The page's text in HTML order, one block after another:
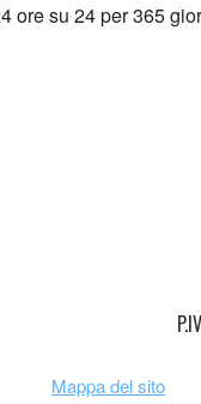
su 24 per 365
Mappa del sito